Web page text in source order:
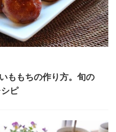
ももちの作り方。旬の
ピ